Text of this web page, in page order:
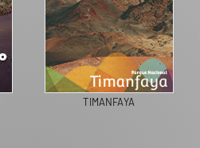
TIMANFAYA